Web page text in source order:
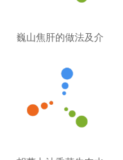
巍山焦肝的做法及介